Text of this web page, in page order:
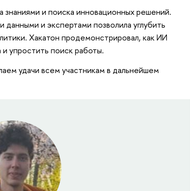
и поиска инновационных решений.
и экспертами позволила углубить
Хакатон продемонстрировал, как ИИ
упростить поиск работы.
удачи всем участникам в дальнейшем